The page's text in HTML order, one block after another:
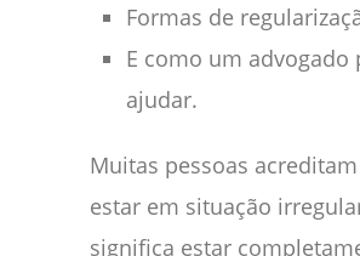
Formas de
E como um advogado
ajudar.
Muitas pessoas
estar em situação
significa estar